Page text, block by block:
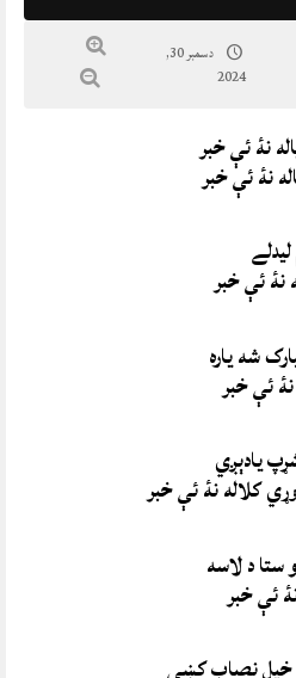
دسمبر 30,
2024
نۀ ئې خبر
نۀ ئې خبر
نۀ ئې خبر
شه ياره
ئې خبر
يادېږي
کلاله نۀ ئې خبر
ستا د لاسه
ئې خبر
خپل نصاب کښې